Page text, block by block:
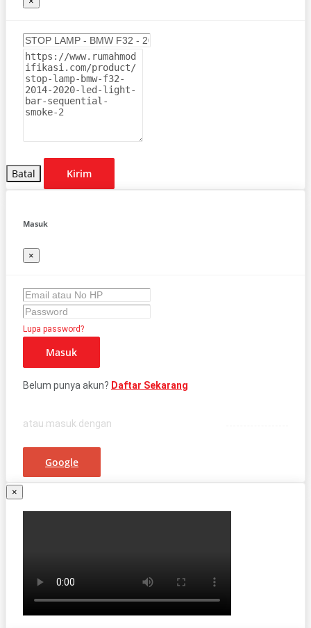
Batal Kirim
Masuk
×
Lupa password?
Masuk
Belum punya akun? Daftar Sekarang
atau masuk dengan
Google
×